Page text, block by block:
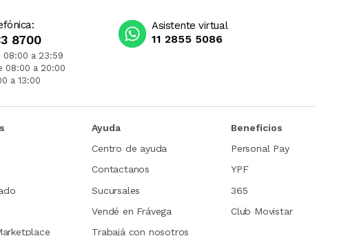
8700
08:00 a 23:59
08:00 a 20:00
a 13:00
Asistente virtual
11 2855 5086
Ayuda
Centro de ayuda
Contactanos
Sucursales
Vendé en Frávega
Trabajá con nosotros
Beneficios
Personal Pay
YPF
365
Club Movistar